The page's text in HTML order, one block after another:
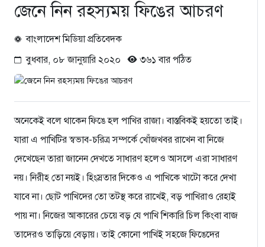
জেনে নিন রহস্যময় ফিঙের আচরণ
বাংলাদেশ মিডিয়া প্রতিবেদক
বুধবার, ০৮ জানুয়ারি ২০২০
৩৬১ বার পঠিত
অনেকেই বলে থাকেন ফিঙে হল পাখির রাজা। বাস্তবিকই হয়তো তাই।
যারা এ পাখিটির স্বভাব-চরিত্র সম্পর্কে খোঁজখবর রাখেন বা নিজে
দেখেছেন তারা জানেন দেখতে সাধারণ হলেও আসলে এরা সাধারণ
নয়। নিরীহ তো নয়ই। হিংস্রতার দিকেও এ পাখিকে খাটো করে দেখা
যাবে না। ছোট পাখিদের তো তটস্থ করে রাখেই, বড় পাখিরাও রেহাই
পায় না। নিজের আকারের চেয়ে বড় যে পাখি শিকারি চিল কিংবা বাজ
তাদেরও তাড়িয়ে বেড়ায়। তাই কোনো পাখিই সহজে ফিঙেদের